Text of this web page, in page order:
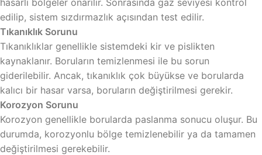
hasarlı bölgeler onarılır. Sonrasında gaz seviyesi kontrol
edilip, sistem sızdırmazlık açısından test edilir.
Tıkanıklık Sorunu
Tıkanıklıklar genellikle sistemdeki kir ve pislikten
kaynaklanır. Boruların temizlenmesi ile bu sorun
giderilebilir. Ancak, tıkanıklık çok büyükse ve borularda
kalıcı bir hasar varsa, boruların değiştirilmesi gerekir.
Korozyon Sorunu
Korozyon genellikle borularda paslanma sonucu oluşur. Bu
durumda, korozyonlu bölge temizlenebilir ya da tamamen
değiştirilmesi gerekebilir.